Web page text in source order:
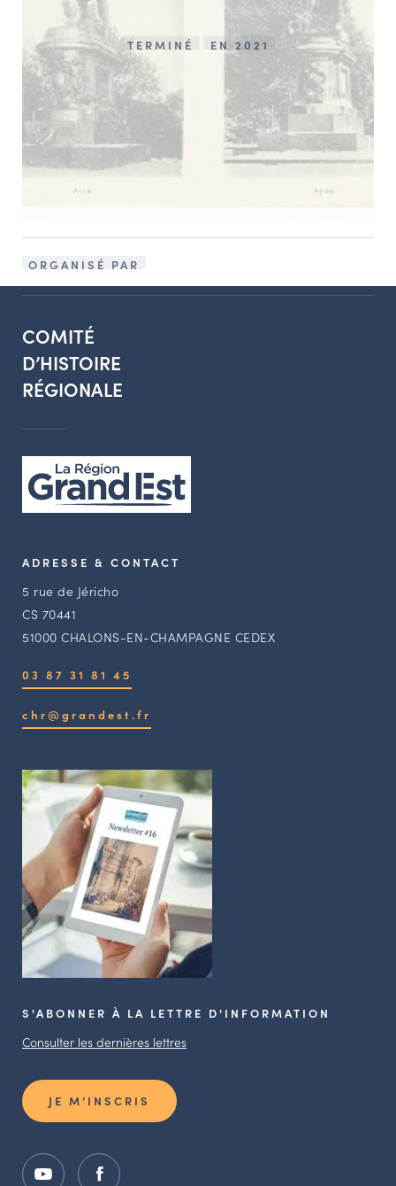
TERMINÉ EN 2021
ORGANISÉ PAR
COMITÉ
D’HISTOIRE
RÉGIONALE
ADRESSE & CONTACT
5 rue de Jéricho
CS 70441
51000 CHALONS-EN-CHAMPAGNE CEDEX
03 87 31 81 45
chr@grandest.fr
S'ABONNER À LA LETTRE D'INFORMATION
Consulter les dernières lettres
JE M’INSCRIS